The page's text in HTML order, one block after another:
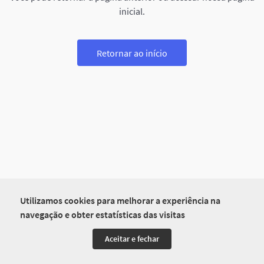
Utilizamos cookies para melhorar a experiência na
navegação e obter estatísticas das visitas
Aceitar e fechar
inicial.
Retornar ao início